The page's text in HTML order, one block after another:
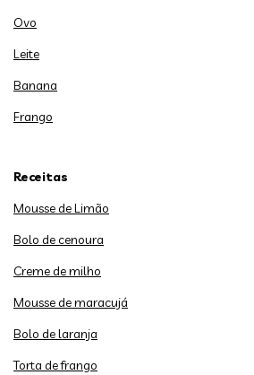
Ovo
Leite
Banana
Frango
Receitas
Mousse de Limão
Bolo de cenoura
Creme de milho
Mousse de maracujá
Bolo de laranja
Torta de frango